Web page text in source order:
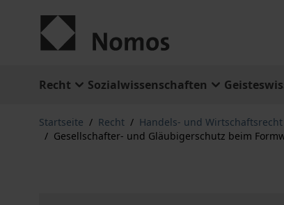
Recht Sozialwissenschaften
Startseite / Recht / Handels- und Wirtschaftsrecht
/ Gesellschafter- und Gläubigerschutz beim